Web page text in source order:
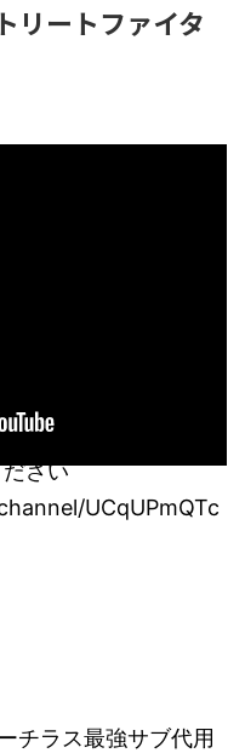
リートファイタ
さい
UCqUPmQTc
チラス最強サブ代用